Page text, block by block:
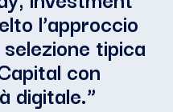
l’approccio
tipica
con
digitale.”